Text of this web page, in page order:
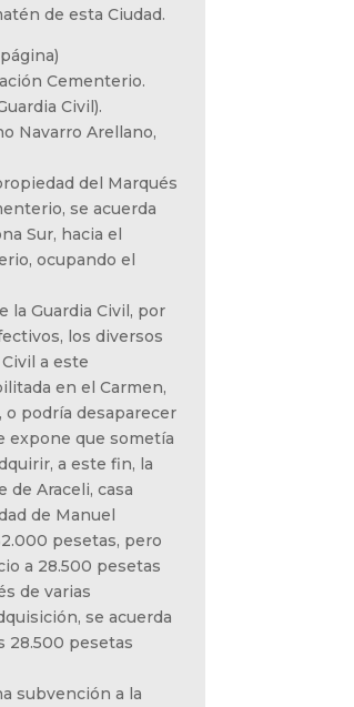
de esta Ciudad.
Cementerio.
Civil).
Navarro Arellano,
del Marqués
se acuerda
Sur, hacia el
ocupando el
la Guardia Civil, por
los diversos
a este
en el Carmen,
o podría desaparecer
expone que sometía
a este fin, la
de Araceli, casa
de Manuel
pesetas, pero
a 28.500 pesetas
de varias
se acuerda
28.500 pesetas
subvención a la